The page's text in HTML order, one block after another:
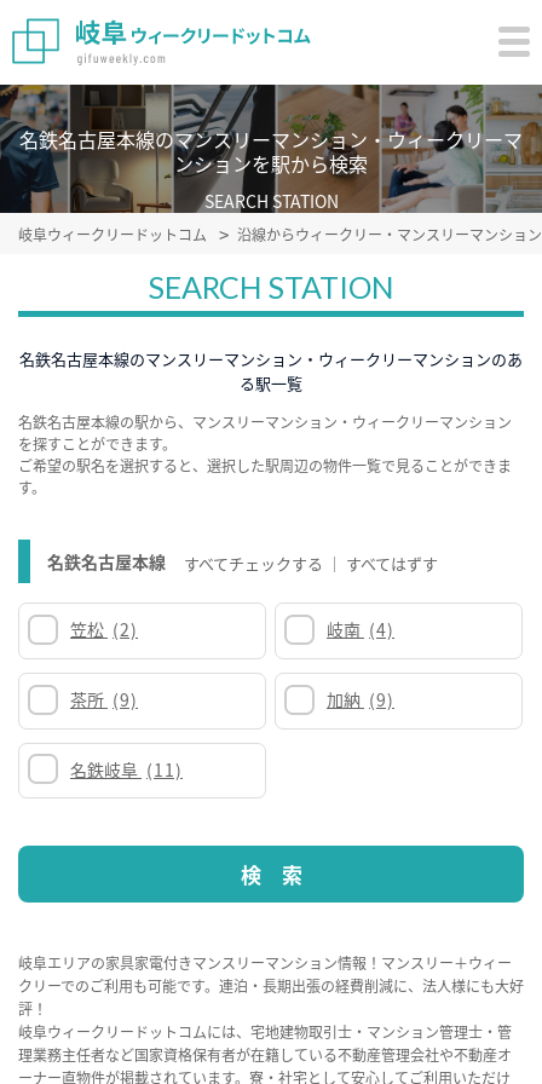
名鉄名古屋本線のマンスリーマンション・ウィークリーマ
ンションを駅から検索
SEARCH STATION
岐阜ウィークリードットコム 沿線からウィークリー・マンスリーマンショ
SEARCH STATION
名鉄名古屋本線のマンスリーマンション・ウィークリーマンションのあ
る駅一覧
名鉄名古屋本線の駅から、マンスリーマンション・ウィークリーマンション
を探すことができます。
ご希望の駅名を選択すると、選択した駅周辺の物件一覧で見ることができま
す。
名鉄名古屋本線 すべてチェックする すべてはずす
笠松 (2) 岐南 (4)
茶所 (9) 加納 (9)
名鉄岐阜 (11)
岐阜エリアの家具家電付きマンスリーマンション情報！マンスリー＋ウィー
クリーでのご利用も可能です。連泊・長期出張の経費削減に、法人様にも大好
評！
岐阜ウィークリードットコムには、宅地建物取引士・マンション管理士・管
理業務主任者など国家資格保有者が在籍している不動産管理会社や不動産オ
ーナー直物件が掲載されています。寮・社宅として安心してご利用いただけ